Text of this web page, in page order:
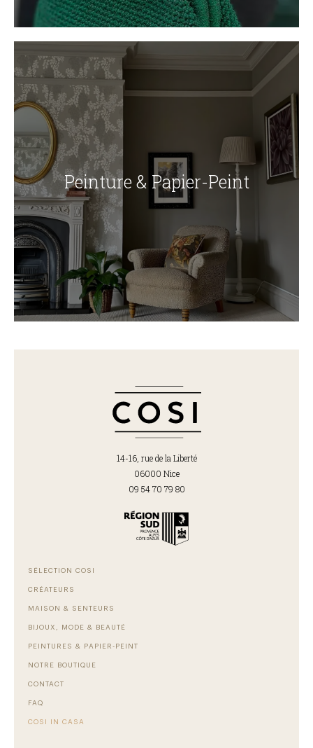
Peinture & Papier-Peint
14-16, rue de la Liberté
06000 Nice
09 54 70 79 80
SÉLECTION COSI
CRÉATEURS
MAISON & SENTEURS
BIJOUX, MODE & BEAUTÉ
PEINTURES & PAPIER-PEINT
NOTRE BOUTIQUE
CONTACT
FAQ
COSI IN CASA